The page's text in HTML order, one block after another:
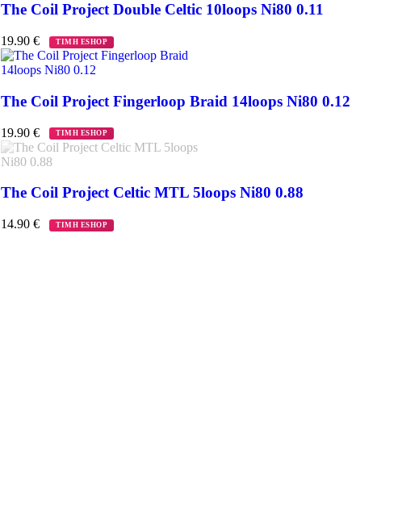
The Coil Project Double Celtic 10loops Ni80 0.11
19.90 € ΤΙΜΗ ESHOP
The Coil Project Fingerloop Braid 14loops Ni80 0.12
19.90 € ΤΙΜΗ ESHOP
The Coil Project Celtic MTL 5loops Ni80 0.88
14.90 € ΤΙΜΗ ESHOP